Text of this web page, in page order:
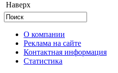
Наверх
О компании
Реклама на сайте
Контактная информация
Статистика